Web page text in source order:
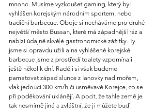
mnoho. Musíme vyzkoušet gaming, který byl
vyhlášen korejským národním sportem, nebo
tradiční barbecue. Oboje si necháváme pro druhé
největší město Bussan, které má západnější ráz a
nabízí údajně skvělé gastronomické zážitky. Ty
jsme si opravdu užili a na vyhlášené korejské
barbecue jsme z prostředí toalety vzpomínali
ještě několik dní. Raději si však budeme
pamatovat západ slunce z lanovky nad mořem,
vlak jedoucí 300 km/h či usměvavé Korejce, co se
při poděkování uklánějí. A pocit, že tahle země je
tak nesmírně jiná a zvláštní, že ji můžete buď